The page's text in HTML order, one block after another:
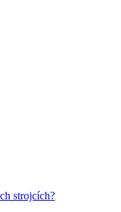
strojcích?